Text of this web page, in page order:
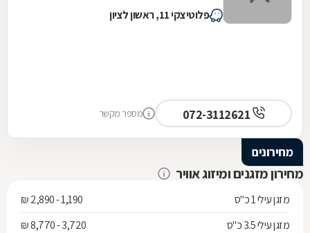
פלוטיצקי 11, ראשון לציון
מספר מקשר
מחירונים
מחירון מזגנים ומיזוג אוויר
מזגן עילי 1 כ"ס
1,190 - 2,890 ₪
מזגן עילי 3.5 כ"ס
3,720 - 8,770 ₪